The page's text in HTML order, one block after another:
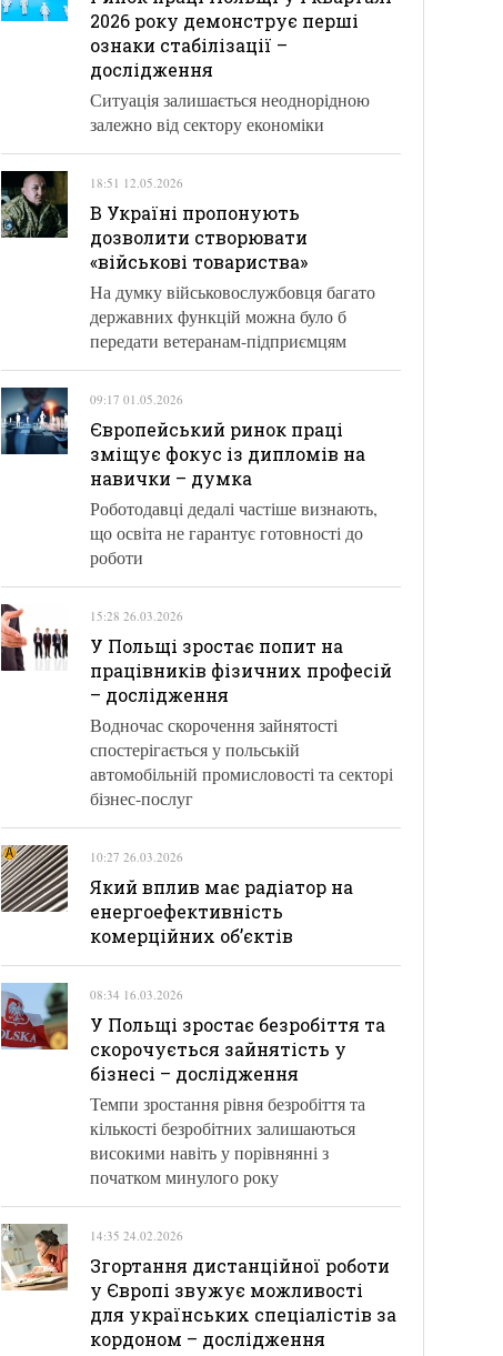
2026 року демонструє перші
ознаки стабілізації –
дослідження
Ситуація залишається неоднорідною
залежно від сектору економіки
18:51 12.05.2026
В Україні пропонують
дозволити створювати
«військові товариства»
На думку військовослужбовця багато
державних функцій можна було б
передати ветеранам-підприємцям
09:17 01.05.2026
Європейський ринок праці
зміщує фокус із дипломів на
навички – думка
Роботодавці дедалі частіше визнають,
що освіта не гарантує готовності до
роботи
15:28 26.03.2026
У Польщі зростає попит на
працівників фізичних професій
– дослідження
Водночас скорочення зайнятості
спостерігається у польській
автомобільній промисловості та секторі
бізнес-послуг
10:27 26.03.2026
Який вплив має радіатор на
енергоефективність
комерційних об’єктів
08:34 16.03.2026
У Польщі зростає безробіття та
скорочується зайнятість у
бізнесі – дослідження
Темпи зростання рівня безробіття та
кількості безробітних залишаються
високими навіть у порівнянні з
початком минулого року
14:35 24.02.2026
Згортання дистанційної роботи
у Європі звужує можливості
для українських спеціалістів за
кордоном – дослідження